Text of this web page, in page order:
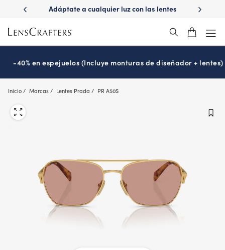
main
content
con
Adáptate a cualquier luz con las lentes
¿Es
-40% en espejuelos (Incluye monturas de diseñador + lentes)
Inicio Marcas Lentes Prada PR A50S